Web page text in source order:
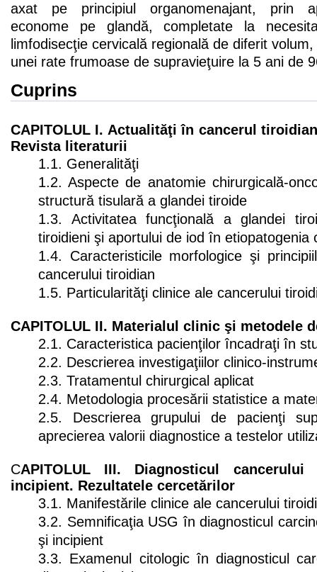
axat pe principiul organomenajant, prin
econome pe glandă, completate la
limfodisecţie cervicală regională de diferit
unei rate frumoase de supravieţuire la 5 ani de
Cuprins
CAPITOLUL I. Actualităţi în cancerul
Revista literaturii
1.1. Generalităţi
1.2. Aspecte de anatomie chirurgicală-
structură tisulară a glandei tiroide
1.3. Activitatea funcţională a glandei
tiroidieni şi aportului de iod în etiopatogenia
1.4. Caracteristicile morfologice şi
cancerului tiroidian
1.5. Particularităţi clinice ale cancerului
CAPITOLUL II. Materialul clinic şi metodele
2.1. Caracteristica pacienţilor încadraţi în
2.2. Descrierea investigaţiilor clinico-
2.3. Tratamentul chirurgical aplicat
2.4. Metodologia procesării statistice a
2.5. Descrierea grupului de pacienţi
aprecierea valorii diagnostice a testelor
CAPITOLUL III. Diagnosticul
incipient. Rezultatele cercetărilor
3.1. Manifestările clinice ale cancerului
3.2. Semnificaţia USG în diagnosticul
şi incipient
3.3. Examenul citologic în diagnosticul